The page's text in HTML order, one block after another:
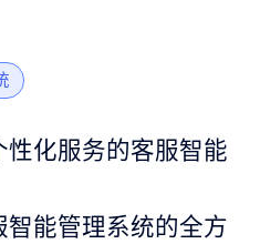
化服务的客服智能
智能管理系统的全方